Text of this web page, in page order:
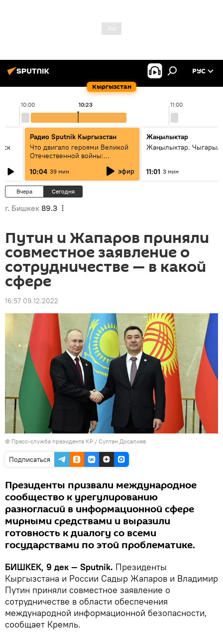
Кыргызстан
РУС
10:00 11:00
10:23
Радио Sputnik Кыргызстан
Что двигало героями Великой
Отечественной войны:
Тулебердиева
10:04 39 мин эфир
Жаңылыктар
Жаңылыктар.
11:01 3 мин
Вчера Сегодня
г. Бишкек 89.3
Путин и Жапаров приняли
совместное заявление о
сотрудничестве — в какой
сфере
16:57 09.12.2022
© Пресс-служба президента КР / Султан Досалиев
Подписаться
Президенты призвали международное
сообщество к урегулированию
разногласий в информационной сфере
мирными средствами и выразили
готовность к диалогу со всеми
государствами по этой проблематике.
БИШКЕК, 9 дек — Sputnik. Президенты
Кыргызстана и России Садыр Жапаров и Владимир
Путин приняли совместное заявление о
сотрудничестве в области обеспечения
международной информационной безопасности,
сообщает Кремль.